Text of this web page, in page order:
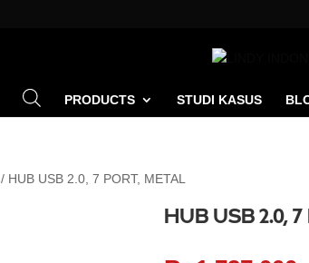
PRODUCTS STUDI KASUS
/ HUB USB 2.0, 7 PORT, METAL
HUB USB 2.0,